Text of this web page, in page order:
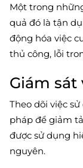
Một trong
quả đó là tận
động hóa việc
thủ công, lỗi
Giám sát
Theo dõi việc
pháp để giảm
được sử dụng
nguyên.